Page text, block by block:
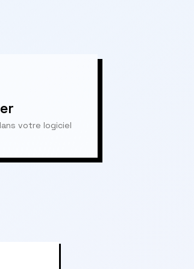
votre logiciel